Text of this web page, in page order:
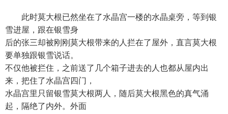
此时莫大根已然坐在了水晶宫一楼的水晶桌旁，等到银
雪进屋，跟在银雪身
后的张三却被刚刚莫大根带来的人拦在了屋外，直言莫大根
要单独跟银雪说话。
不仅他被拦住，之前送了几个箱子进去的人也都从屋内出
来，把住了水晶宫四门，
水晶宫里只留银雪莫大根两人，随后莫大根黑色的真气涌
起，隔绝了内外。外面